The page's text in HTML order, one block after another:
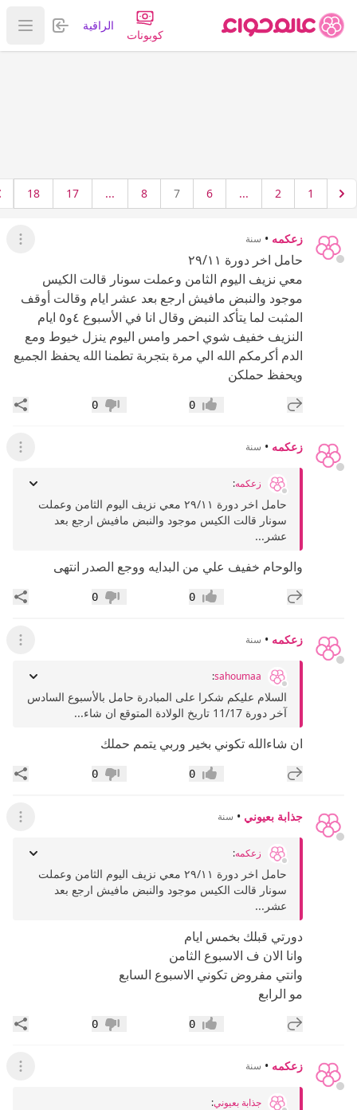
كوبونات
الراقية تسجيل
عرض
1
2
...
6
7
8
...
17
18
زعكمه • سنة عرض
حامل اخر دورة ٢٩/١١
معي نزيف اليوم الثامن وعملت سونار قالت الكيس
موجود والنبض مافيش ارجع بعد عشر ايام وقالت أوقف
المثبت لما يتأكد النبض وقال انا في الأسبوع ٤و٥ ايام
النزيف خفيف شوي احمر وامس اليوم ينزل خيوط ومع
الدم أكرمكم الله الي مرة بتجربة تطمنا الله يحفظ الجميع
ويحفظ حملكن
إضافة رد جديد إعجاب0 عدم إعجاب
0
زعكمه • سنة عرض
زعكمه:
حامل اخر دورة ٢٩/١١ معي نزيف اليوم الثامن وعملت
سونار قالت الكيس موجود والنبض مافيش ارجع بعد
عشر...
والوحام خفيف علي من البدايه ووجع الصدر انتهى
إضافة رد جديد إعجاب0 عدم إعجاب
0
زعكمه • سنة عرض
sahoumaa
:
السلام عليكم شكرا على المبادرة حامل بالأسبوع السادس
آخر دورة 11/17 تاريخ الولادة المتوقع ان شاء...
ان شاءالله تكوني بخير وربي يتمم حملك
إضافة رد جديد إعجاب0 عدم إعجاب
0
جذابة بعيوني • سنة عرض
زعكمه:
حامل اخر دورة ٢٩/١١ معي نزيف اليوم الثامن وعملت
سونار قالت الكيس موجود والنبض مافيش ارجع بعد
عشر...
دورتي قبلك بخمس ايام
وانا الان ف الاسبوع الثامن
وانتي مفروض تكوني الاسبوع السابع
مو الرابع
إضافة رد جديد إعجاب0 عدم إعجاب
0
زعكمه • سنة عرض
جذابة بعيوني: